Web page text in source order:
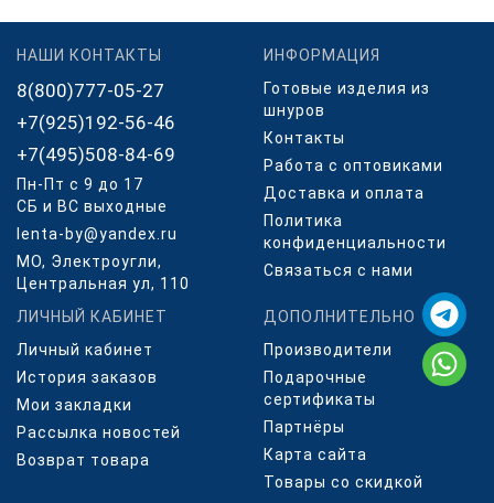
НАШИ КОНТАКТЫ
8(800)777-05-27
+7(925)192-56-46
+7(495)508-84-69
Пн-Пт с 9 до 17
СБ и ВС выходные
lenta-by@yandex.ru
МО, Электроугли,
Центральная ул, 110
ИНФОРМАЦИЯ
Готовые изделия из
шнуров
Контакты
Работа с оптовиками
Доставка и оплата
Политика
конфиденциальности
Связаться с нами
ЛИЧНЫЙ КАБИНЕТ
Личный кабинет
История заказов
Мои закладки
Рассылка новостей
Возврат товара
ДОПОЛНИТЕЛЬНО
Производители
Подарочные
сертификаты
Партнёры
Карта сайта
Товары со скидкой